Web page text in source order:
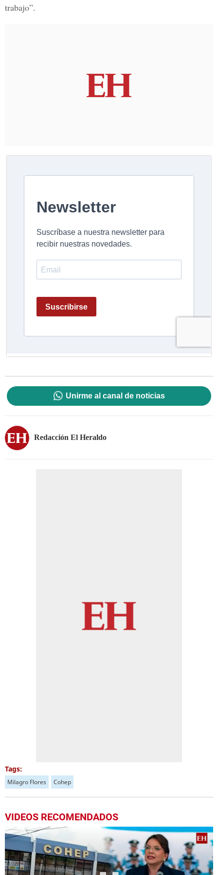
trabajo”.
Unirme al canal de noticias
Redacción El Heraldo
Tags:
Milagro Flores Cohep
VIDEOS RECOMENDADOS